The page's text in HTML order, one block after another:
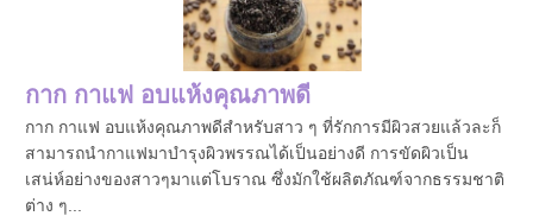
กาก กาแฟ อบแห้งคุณภาพดี
กาก กาแฟ อบแห้งคุณภาพดีสำหรับสาว ๆ ที่รักการมีผิวสวยแล้วละก็
สามารถนำกาแฟมาบำรุงผิวพรรณได้เป็นอย่างดี การขัดผิวเป็น
เสน่ห์อย่างของสาวๆมาแต่โบราณ ซึ่งมักใช้ผลิตภัณฑ์จากธรรมชาติ
ต่าง ๆ...